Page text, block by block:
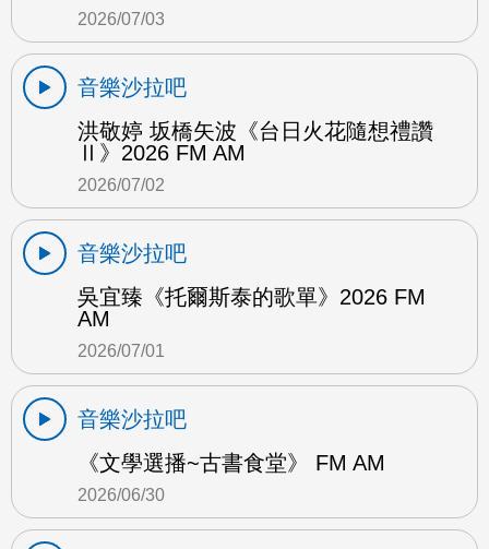
2026/07/03
音樂沙拉吧
洪敬婷 坂橋矢波《台日火花隨想禮讚
Ⅱ》2026 FM AM
2026/07/02
音樂沙拉吧
吳宜臻《托爾斯泰的歌單》2026 FM
AM
2026/07/01
音樂沙拉吧
《文學選播~古書食堂》 FM AM
2026/06/30